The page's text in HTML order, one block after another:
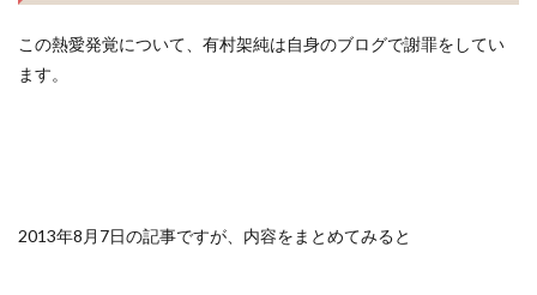
この熱愛発覚について、有村架純は自身のブログで謝罪をしてい
ます。
2013年8月7日の記事ですが、内容をまとめてみると